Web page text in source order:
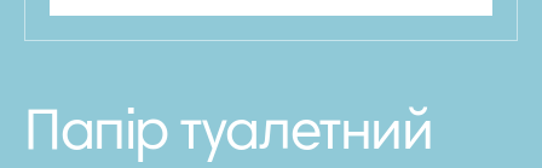
Папiр туалетний